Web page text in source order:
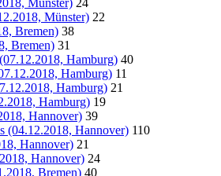
Münster) 22
Bremen) 38
Bremen) 31
Hamburg) 40
Hamburg) 11
Hamburg) 21
Hamburg) 19
Hannover) 39
(04.12.2018, Hannover) 110
Hannover) 21
Hannover) 24
Bremen) 40